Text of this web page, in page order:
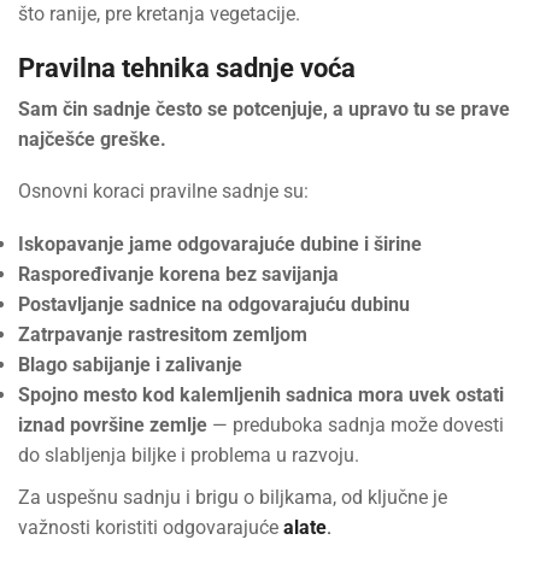
što ranije, pre kretanja vegetacije.
Pravilna tehnika sadnje voća
Sam čin sadnje često se potcenjuje, a upravo tu se prave
najčešće greške.
Osnovni koraci pravilne sadnje su:
Iskopavanje jame odgovarajuće dubine i širine
Raspoređivanje korena bez savijanja
Postavljanje sadnice na odgovarajuću dubinu
Zatrpavanje rastresitom zemljom
Blago sabijanje i zalivanje
Spojno mesto kod kalemljenih sadnica mora uvek ostati
iznad površine zemlje — preduboka sadnja može dovesti
do slabljenja biljke i problema u razvoju.
Za uspešnu sadnju i brigu o biljkama, od ključne je
važnosti koristiti odgovarajuće alate.